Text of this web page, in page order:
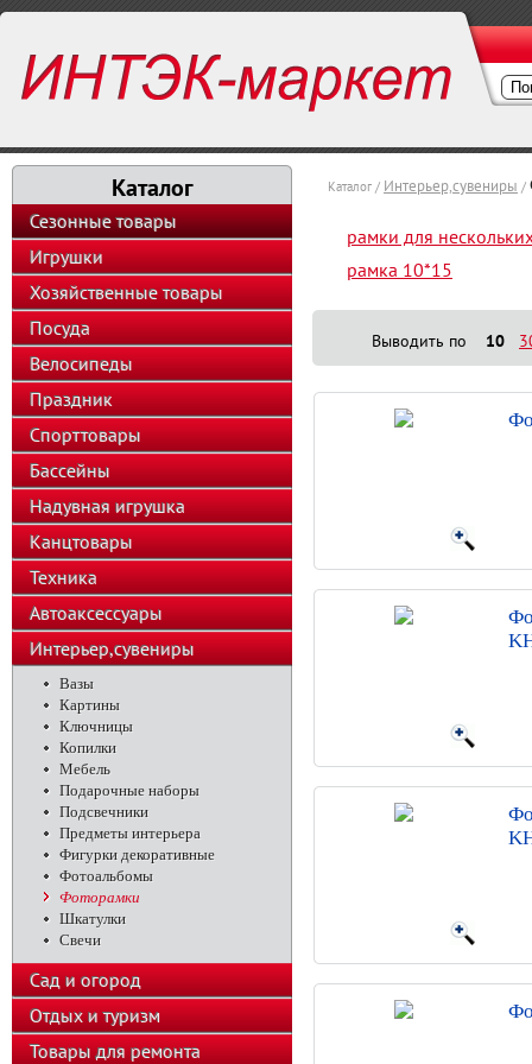
Каталог
Сезонные товары
Игрушки
Хозяйственные товары
Посуда
Велосипеды
Праздник
Спорттовары
Бассейны
Надувная игрушка
Канцтовары
Техника
Автоаксессуары
Интерьер,сувениры
Вазы
Картины
Ключницы
Копилки
Мебель
Подарочные наборы
Подсвечники
Предметы интерьера
Фигурки декоративные
Фотоальбомы
Фоторамки
Шкатулки
Свечи
Сад и огород
Отдых и туризм
Товары для ремонта
Каталог / Интерьер,сувениры /
рамки для
рамка 10*15
Выводить по 10